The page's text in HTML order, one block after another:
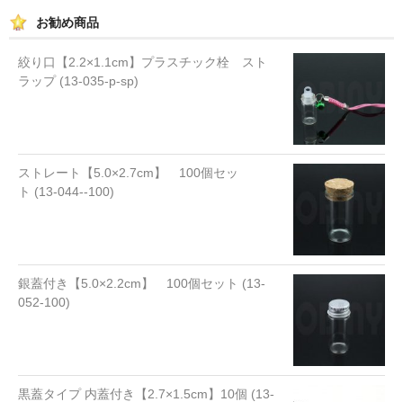
お勧め商品
絞り口【2.2×1.1cm】プラスチック栓 スト
ラップ (13-035-p-sp)
ストレート【5.0×2.7cm】 100個セッ
ト (13-044--100)
銀蓋付き【5.0×2.2cm】 100個セット (13-
052-100)
黒蓋タイプ 内蓋付き【2.7×1.5cm】10個 (13-